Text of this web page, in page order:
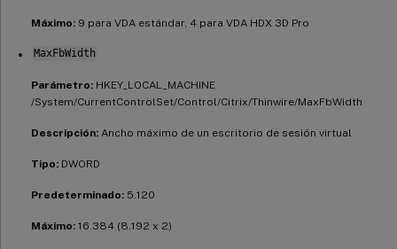
Máximo: 9 para VDA estándar, 4 para VDA HDX 3D Pro
MaxFbWidth
Parámetro: HKEY_LOCAL_MACHINE
/System/CurrentControlSet/Control/Citrix/Thinwire/MaxFbWidth
Descripción: Ancho máximo de un escritorio de sesión virtual
Tipo: DWORD
Predeterminado: 5.120
Máximo: 16.384 (8.192 x 2)